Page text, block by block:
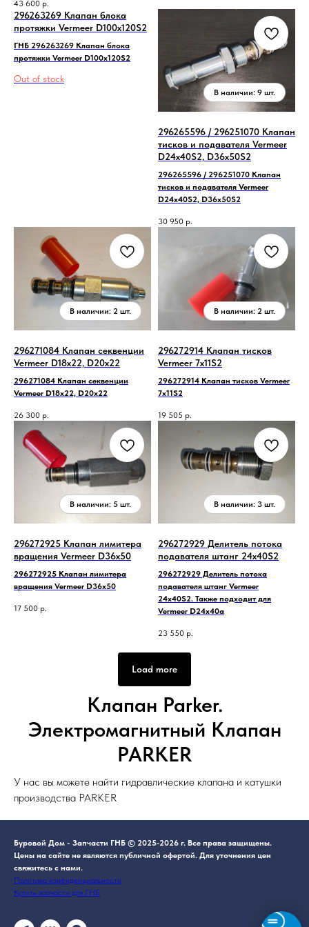
43 600 р.
296263269 Клапан блока
протяжки Vermeer D100x120S2
ГНБ 296263269 Клапан блока
протяжки Vermeer D100x120S2
Out of stock
296265596 / 296251070 Клапан
тисков и подавателя Vermeer
D24x40S2, D36x50S2
296265596 / 296251070 Клапан
тисков и подавателя Vermeer
D24x40S2, D36x50S2
30 950 р.
296271084 Клапан секвенции
Vermeer D18x22, D20x22
296271084 Клапан секвенции
Vermeer D18x22, D20x22
26 300 р.
296272914 Клапан тисков
Vermeer 7x11S2
296272914 Клапан тисков Vermeer
7x11S2
19 505 р.
296272925 Клапан лимитера
вращения Vermeer D36x50
296272925 Клапан лимитера
вращения Vermeer D36x50
17 500 р.
296272929 Делитель потока
подавателя штанг 24х40S2
296272929 Делитель потока
подавателя штанг Vermeer
24х40S2. Также подходит для
Vermeer D24x40a
23 550 р.
Load more
Клапан Parker.
Электромагнитный Клапан
PARKER
У нас вы можете найти гидравлические клапана и катушки
производства PARKER
Буровой Дом - Запчасти ГНБ © 2025-2026 г. Все права защищены.
Цены на сайте не являются публичной офертой. Для уточнения цен
свяжитесь с нами.
Политика конфиденциальности
Купить запчасти для ГНБ